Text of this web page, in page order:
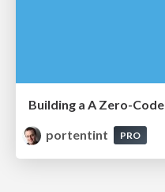
Building a A Zero-
portentint
PRO